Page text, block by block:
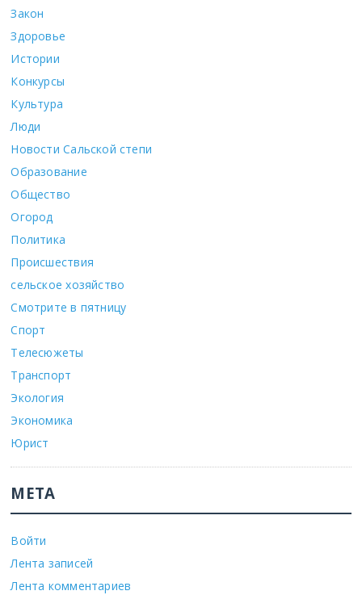
Закон
Здоровье
Истории
Конкурсы
Культура
Люди
Новости Сальской степи
Образование
Общество
Огород
Политика
Происшествия
сельское хозяйство
Смотрите в пятницу
Спорт
Телесюжеты
Транспорт
Экология
Экономика
Юрист
МЕТА
Войти
Лента записей
Лента комментариев